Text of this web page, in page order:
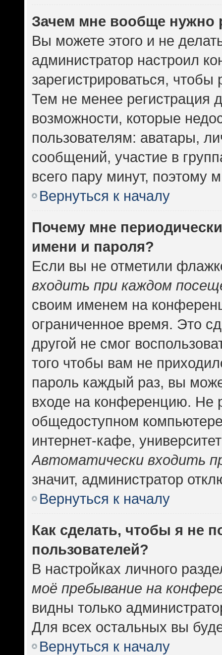
Зачем мне вообще нужно
Вы можете этого и не
администратор настроил
зарегистрироваться,
Тем не менее регистрация
возможности, которые
пользователям: аватары,
сообщений, участие в
всего пару минут, поэтому
Вернуться к началу
Почему мне
имени и пароля?
Если вы не отметили
входить при каждом
своим именем на
ограниченное время. Это
другой не смог
того чтобы вам не
пароль каждый раз, вы
входе на конференцию. Не
общедоступном
интернет-кафе,
Автоматически входить
значит, администратор
Вернуться к началу
Как сделать, чтобы я не
пользователей?
В настройках личного
моё пребывание на
видны только
Для всех остальных вы
Вернуться к началу